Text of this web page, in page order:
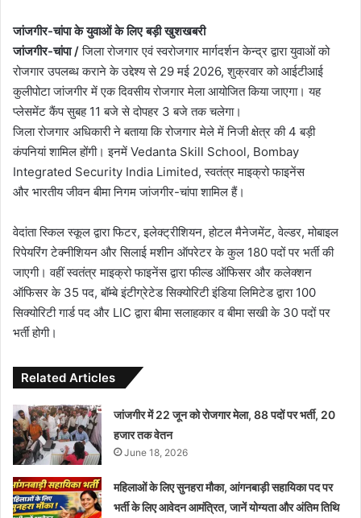
जांजगीर-चांपा के युवाओं के लिए बड़ी खुशखबरी
जांजगीर-चांपा / जिला रोजगार एवं स्वरोजगार मार्गदर्शन केन्द्रद्वारा युवाओं को
रोजगार उपलब्ध कराने के उद्देश्य से 29 मई 2026, शुक्रवार को आईटीआई
कुलीपोटा जांजगीर में एक दिवसीय रोजगार मेला आयोजित किया जाएगा। यह
प्लेसमेंट कैंप सुबह 11 बजे से दोपहर 3 बजे तक चलेगा।
जिला रोजगार अधिकारी ने बताया कि रोजगार मेले में निजी क्षेत्र की 4 बड़ी
कंपनियां शामिल होंगी। इनमें Vedanta Skill School, Bombay
Integrated Security India Limited, स्वतंत्र माइक्रो फाइनेंस
और भारतीय जीवन बीमा निगमजांजगीर-चांपा शामिल हैं।
वेदांता स्किल स्कूल द्वारा फिटर, इलेक्ट्रीशियन, होटल मैनेजमेंट, वेल्डर, मोबाइल
रिपेयरिंग टेक्नीशियन और सिलाई मशीन ऑपरेटर के कुल 180 पदों पर भर्ती की
जाएगी। वहीं स्वतंत्र माइक्रो फाइनेंस द्वारा फील्ड ऑफिसर और कलेक्शन
ऑफिसर के 35 पद, बॉम्बे इंटीग्रेटेड सिक्योरिटी इंडिया लिमिटेड द्वारा 100
सिक्योरिटी गार्ड पद और LIC द्वारा बीमा सलाहकार व बीमा सखी के 30 पदों पर
भर्ती होगी।
Related Articles
जांजगीर में 22 जून को रोजगार मेला, 88 पदों पर भर्ती, 20
हजार तक वेतन
June 18, 2026
महिलाओं के लिए सुनहरा मौका, आंगनबाड़ी सहायिका पद पर
भर्ती के लिए आवेदन आमंत्रित, जानें योग्यता और अंतिम तिथि